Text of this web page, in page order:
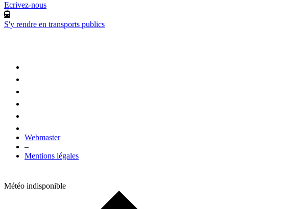
Ecrivez-nous
S'y rendre en transports publics
Webmaster
–
Mentions légales
Météo indisponible